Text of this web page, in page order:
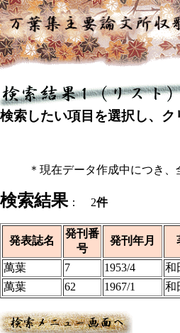
検索したい項目を選択し、ク
＊現在データ作成中につき
検索結果 ： 2件
発表誌名
発刊番
号
発刊年月
萬葉 7 1953/4 和
萬葉
62 1967/1 和